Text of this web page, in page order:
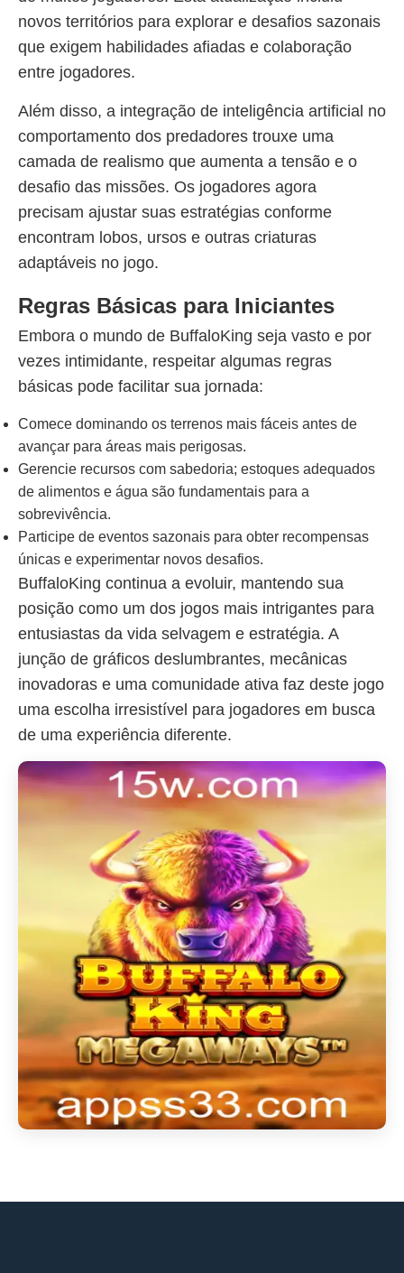
novos territórios para explorar e desafios sazonais
que exigem habilidades afiadas e colaboração
entre jogadores.
Além disso, a integração de inteligência artificial no
comportamento dos predadores trouxe uma
camada de realismo que aumenta a tensão e o
desafio das missões. Os jogadores agora
precisam ajustar suas estratégias conforme
encontram lobos, ursos e outras criaturas
adaptáveis no jogo.
Regras Básicas para Iniciantes
Embora o mundo de BuffaloKing seja vasto e por
vezes intimidante, respeitar algumas regras
básicas pode facilitar sua jornada:
Comece dominando os terrenos mais fáceis antes de
avançar para áreas mais perigosas.
Gerencie recursos com sabedoria; estoques adequados
de alimentos e água são fundamentais para a
sobrevivência.
Participe de eventos sazonais para obter recompensas
únicas e experimentar novos desafios.
BuffaloKing continua a evoluir, mantendo sua
posição como um dos jogos mais intrigantes para
entusiastas da vida selvagem e estratégia. A
junção de gráficos deslumbrantes, mecânicas
inovadoras e uma comunidade ativa faz deste jogo
uma escolha irresistível para jogadores em busca
de uma experiência diferente.